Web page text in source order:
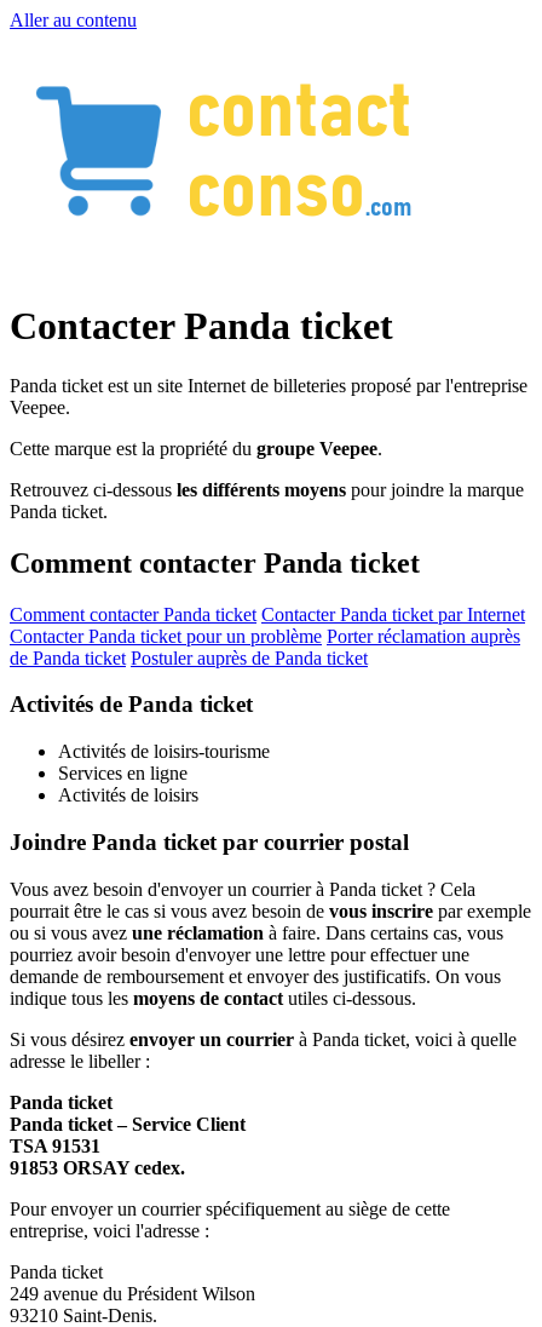
Aller au contenu
Contacter Panda ticket
Panda ticket est un site Internet de billeteries proposé par l'entreprise
Veepee.
Cette marque est la propriété du groupe Veepee.
Retrouvez ci-dessous les différents moyens pour joindre la marque
Panda ticket.
Comment contacter Panda ticket
Comment contacter Panda ticket Contacter Panda ticket par Internet
Contacter Panda ticket pour un problème Porter réclamation auprès
de Panda ticket Postuler auprès de Panda ticket
Activités de Panda ticket
Activités de loisirs-tourisme
Services en ligne
Activités de loisirs
Joindre Panda ticket par courrier postal
Vous avez besoin d'envoyer un courrier à Panda ticket ? Cela
pourrait être le cas si vous avez besoin de vous inscrire par exemple
ou si vous avez une réclamation à faire. Dans certains cas, vous
pourriez avoir besoin d'envoyer une lettre pour effectuer une
demande de remboursement et envoyer des justificatifs. On vous
indique tous les moyens de contact utiles ci-dessous.
Si vous désirez envoyer un courrier à Panda ticket, voici à quelle
adresse le libeller :
Panda ticket
Panda ticket – Service Client
TSA 91531
91853 ORSAY cedex.
Pour envoyer un courrier spécifiquement au siège de cette
entreprise, voici l'adresse :
Panda ticket
249 avenue du Président Wilson
93210 Saint-Denis.